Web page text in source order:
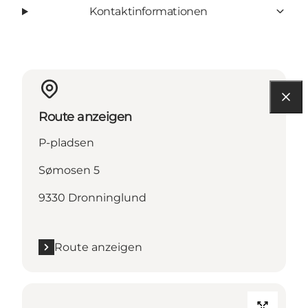
Kontaktinformationen
Route anzeigen
P-pladsen
Sømosen 5
9330 Dronninglund
Route anzeigen